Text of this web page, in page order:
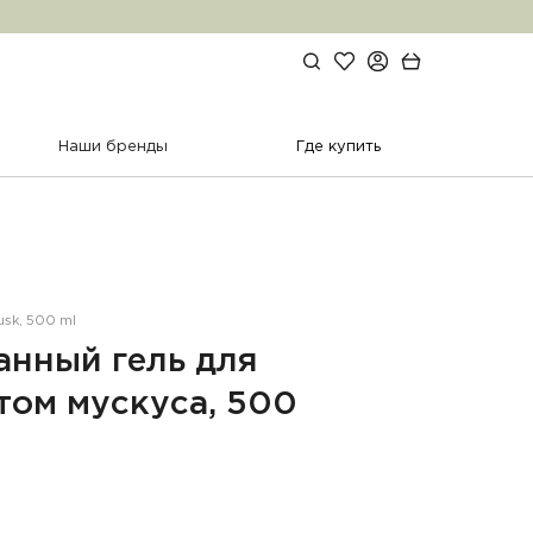
Избранное
Личный кабинет
Наши бренды Где купить
500 ml
гель для
мускуса, 500